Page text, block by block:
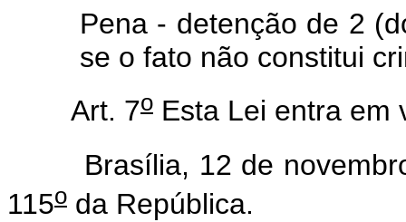
Pena - detenção de 2
se o fato não constitui
Art. 7o Esta Lei entra em
Brasília, 12 de novembro
115o da República.